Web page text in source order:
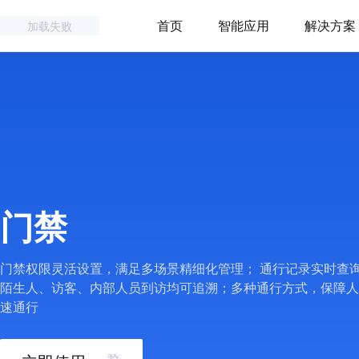
加载失败 首页 智能应用 解决方案
门禁
门禁权限灵活设置，满足多场景精细化管理； 通行记录实时查
陌生人、访客、内部人员到访均可追溯；多种通行方式，保障
速通行
加
载